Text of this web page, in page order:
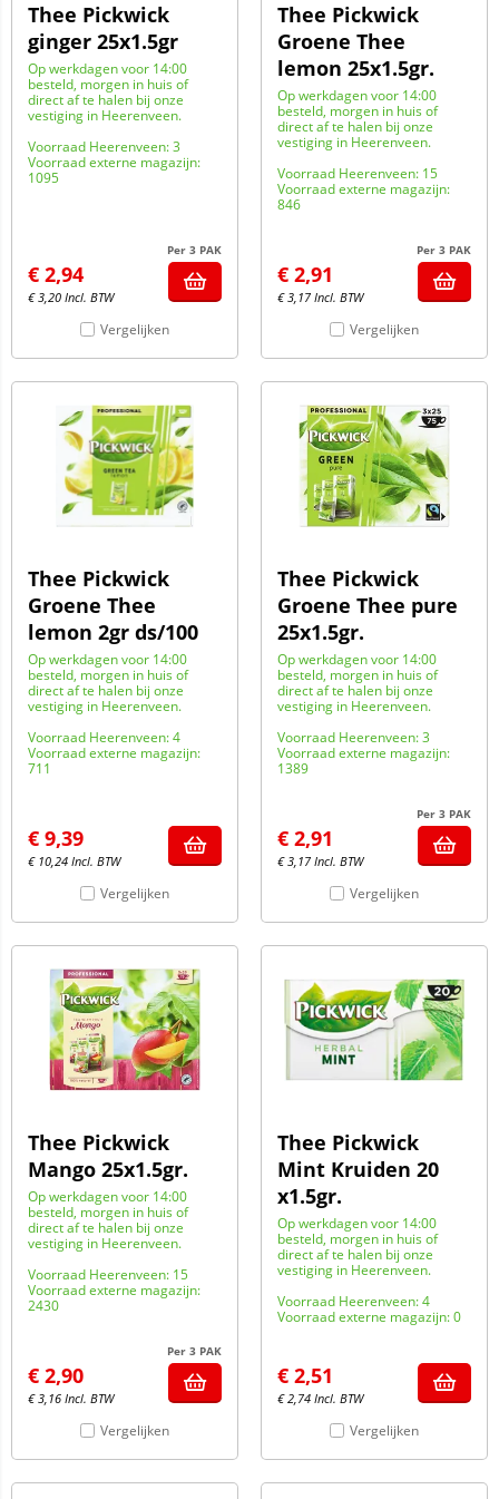
Thee Pickwick
ginger 25x1.5gr
Op werkdagen voor 14:00
besteld, morgen in huis of
direct af te halen bij onze
vestiging in Heerenveen.
Voorraad Heerenveen: 3
Voorraad externe magazijn:
1095
Per 3 PAK
€ 2,94
€3,20 Incl. BTW
Vergelijken
Thee Pickwick
Groene Thee
lemon 25x1.5gr.
Op werkdagen voor 14:00
besteld, morgen in huis of
direct af te halen bij onze
vestiging in Heerenveen.
Voorraad Heerenveen: 15
Voorraad externe magazijn:
846
Per 3 PAK
€ 2,91
€3,17 Incl. BTW
Vergelijken
Thee Pickwick
Groene Thee
lemon 2gr ds/100
Op werkdagen voor 14:00
besteld, morgen in huis of
direct af te halen bij onze
vestiging in Heerenveen.
Voorraad Heerenveen: 4
Voorraad externe magazijn:
711
€ 9,39
€ 10,24 Incl. BTW
Vergelijken
Thee Pickwick
Groene Thee pure
25x1.5gr.
Op werkdagen voor 14:00
besteld, morgen in huis of
direct af te halen bij onze
vestiging in Heerenveen.
Voorraad Heerenveen: 3
Voorraad externe magazijn:
1389
Per 3 PAK
€ 2,91
€3,17 Incl. BTW
Vergelijken
Thee Pickwick
Mango 25x1.5gr.
Op werkdagen voor 14:00
besteld, morgen in huis of
direct af te halen bij onze
vestiging in Heerenveen.
Voorraad Heerenveen: 15
Voorraad externe magazijn:
2430
Per 3 PAK
€ 2,90
€3,16 Incl. BTW
Vergelijken
Thee Pickwick
Mint Kruiden 20
x1.5gr.
Op werkdagen voor 14:00
besteld, morgen in huis of
direct af te halen bij onze
vestiging in Heerenveen.
Voorraad Heerenveen: 4
Voorraad externe magazijn: 0
€ 2,51
€2,74 Incl. BTW
Vergelijken